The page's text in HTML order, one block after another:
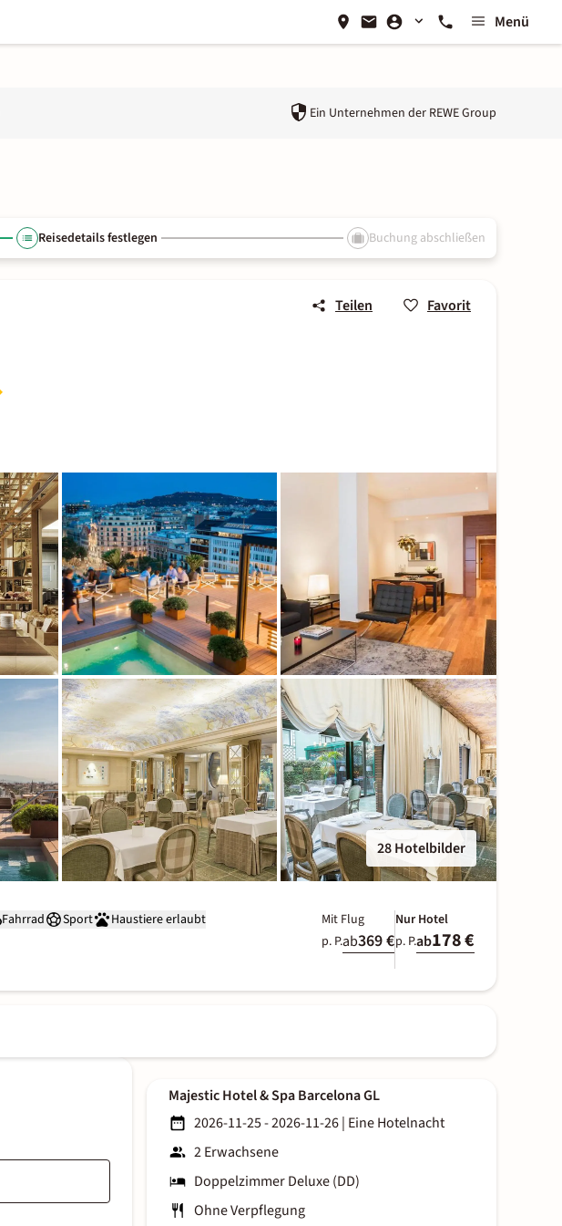
Menü
Ein Unternehmen der REWE Group
Reisedetails festlegen Buchung abschließen
Teilen Favorit
28 Hotelbilder
Fahrrad Sport Haustiere erlaubt
Mit Flug
p. P.ab369 €
Nur Hotel
p. P.ab178 €
Majestic Hotel & Spa Barcelona GL
2026-11-25 - 2026-11-26| Eine Hotelnacht
2 Erwachsene
Doppelzimmer Deluxe (DD)
Ohne Verpflegung